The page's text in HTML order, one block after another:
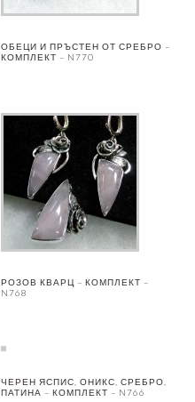
ОБЕЦИ И ПРЪСТЕН ОТ СРЕБРО –
КОМПЛЕКТ – N770
РОЗОВ КВАРЦ – КОМПЛЕКТ –
N768
ЧЕРЕН ЯСПИС, ОНИКС, СРЕБРО,
ПАТИНА – КОМПЛЕКТ – N766